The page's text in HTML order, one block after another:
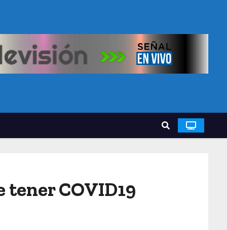
tener COVID19